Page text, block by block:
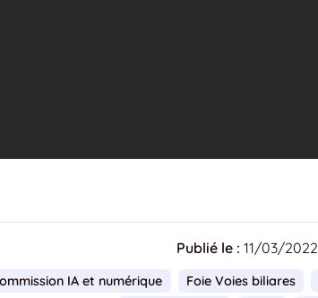
Publié le : 11/03/2022
IA et numérique Foie Voies biliares